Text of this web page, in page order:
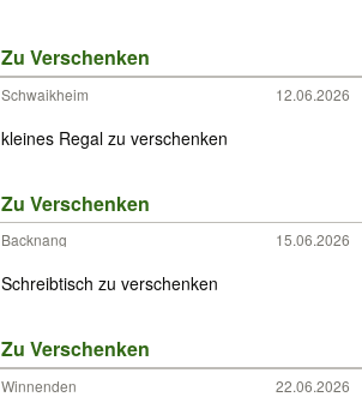
Zu Verschenken
Schwaikheim 12.06.2026
kleines Regal zu verschenken
Zu Verschenken
Backnang 15.06.2026
Schreibtisch zu verschenken
Zu Verschenken
Winnenden 22.06.2026